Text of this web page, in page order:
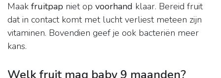
Maak fruitpap niet op voorhand klaar. Bereid fruit
dat in contact komt met lucht verliest meteen zijn
vitaminen. Bovendien geef je ook bacteriën meer
kans.
Welk fruit mag baby 9 maanden?